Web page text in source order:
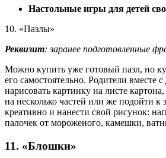
Настольные игры для детей
10. «Пазлы»
Реквизит: заранее подготовленные
Можно купить уже готовый пазл, но
его самостоятельно. Родители вместе
нарисовать картинку на листе картона,
на несколько частей или же подойти к
креативно и нанести свой рисунок:
палочек от мороженого, камешки,
11. «Блошки»